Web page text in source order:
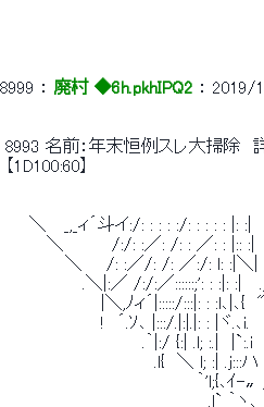
8999 ： 廃村 ◆6h.pkhIPQ2 ： 2019/
8993 名前：年末恒例スレ大掃除
【1D100:60】
＼　 _,_ィ´斗イ:/: : : : :/: : : : : |: :|　l:|
＼　　　　/:/: :／: /: : ／: : |:: :|　l|　
＼　　/: :／/: /: ／:/: l: :|＼| `ト.､,_
.＼|:／ /:/:／::::::;': : :|: :|　 .,,ィfト､
|＼,ﾉィ´|:::::/:::|: : :l､|､{　" r';_;ﾊ　
!　´.ｿ､ |:::/.|:|.|: : |ヾ.､i. 　弋_リ　　
.｀|:/ {:| .l; :.|　|`:.i　ヽヽヽ　　
.l{　＼ l; :| .j:::ハ　　　　　
｀'l;{､ｲ-〟,｀`' -〟,_　.ゝ
.l` ｀ヽ､　｀`' ‐-＼､｀＞.i